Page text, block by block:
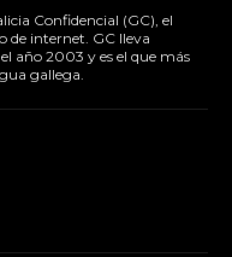
Confidencial (GC), el
de internet. GC lleva
año 2003 y es el que más
gallega.